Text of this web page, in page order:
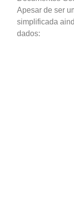
Apesar de ser
simplificada
dados: